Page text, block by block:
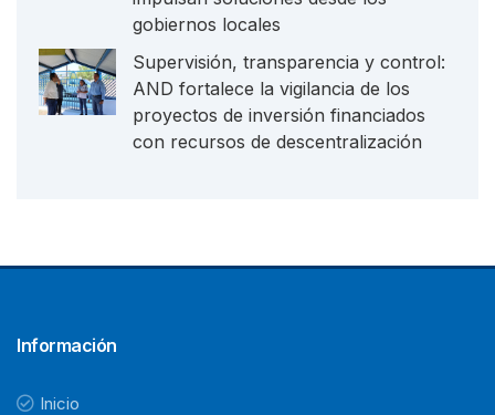
gobiernos locales
Supervisión, transparencia y control:
AND fortalece la vigilancia de los
proyectos de inversión financiados
con recursos de descentralización
Información
Inicio